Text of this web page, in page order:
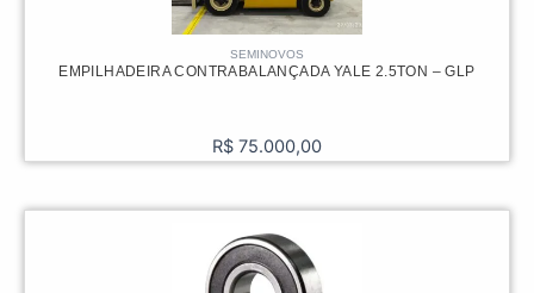
SEMINOVOS
EMPILHADEIRA CONTRABALANÇADA YALE 2.5TON – GLP
R$ 75.000,00